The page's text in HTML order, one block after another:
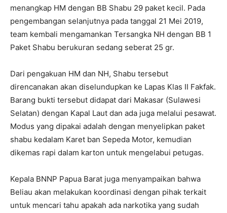
menangkap HM dengan BB Shabu 29 paket kecil. Pada
pengembangan selanjutnya pada tanggal 21 Mei 2019,
team kembali mengamankan Tersangka NH dengan BB 1
Paket Shabu berukuran sedang seberat 25 gr.
Dari pengakuan HM dan NH, Shabu tersebut
direncanakan akan diselundupkan ke Lapas Klas II Fakfak.
Barang bukti tersebut didapat dari Makasar (Sulawesi
Selatan) dengan Kapal Laut dan ada juga melalui pesawat.
Modus yang dipakai adalah dengan menyelipkan paket
shabu kedalam Karet ban Sepeda Motor, kemudian
dikemas rapi dalam karton untuk mengelabui petugas.
Kepala BNNP Papua Barat juga menyampaikan bahwa
Beliau akan melakukan koordinasi dengan pihak terkait
untuk mencari tahu apakah ada narkotika yang sudah